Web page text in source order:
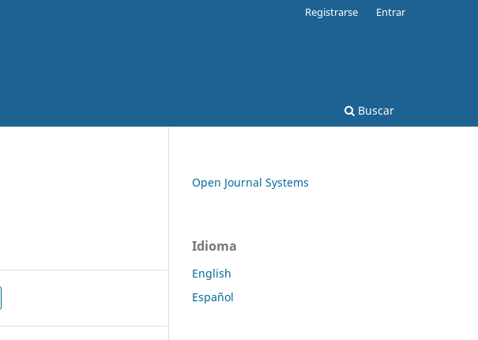
Buscar
Registrarse Entrar
Open Journal Systems
Idioma
English
Español